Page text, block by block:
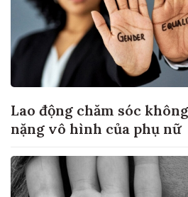
Lao động chăm sóc
nặng vô hình của phụ nữ